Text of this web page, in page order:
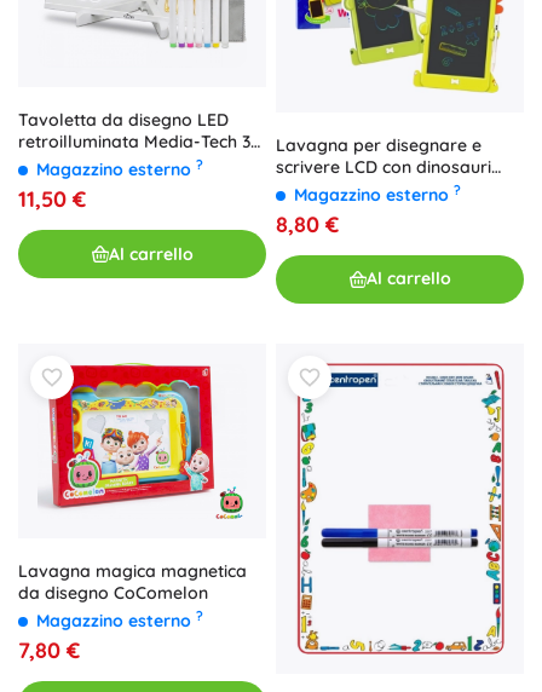
Tavoletta da disegno LED
retroilluminata Media-Tech 30
× 20 cm
Magazzino esterno ?
11,50 €
Al carrello
Lavagna per disegnare e
scrivere LCD con dinosauri
verde
Magazzino esterno ?
8,80 €
Al carrello
Lavagna magica magnetica
da disegno CoComelon
Magazzino esterno ?
7,80 €